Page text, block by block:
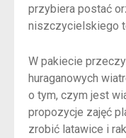
przybiera postać
niszczycielskiego
W pakiecie
huraganowych
o tym, czym jest
propozycje zajęć
zrobić latawice i